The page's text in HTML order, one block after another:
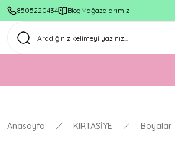
8505220434 BlogMağazalarımız
Anasayfa KIRTASİYE Boyalar